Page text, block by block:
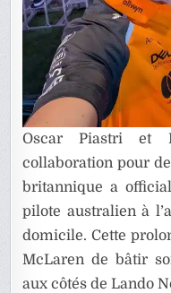
Oscar Piastri et
collaboration pour
britannique a
pilote australien à
domicile. Cette
McLaren de bâtir
aux côtés de Lando